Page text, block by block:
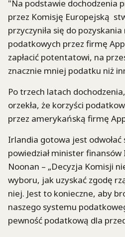
"Na podstawie dochodzenia
przez Komisję Europejską
przyczyniła się do
podatkowych przez firmę
zapłacić potentatowi, na
znacznie mniej podatku niż
Po trzech latach
orzekła, że korzyści
przez amerykańską firmę
Irlandia gotowa jest odwołać
powiedział minister
Noonan – „Decyzja Komisji
wyboru, jak uzyskać zgodę
niej. Jest to konieczne, aby
naszego systemu
pewność podatkową dla